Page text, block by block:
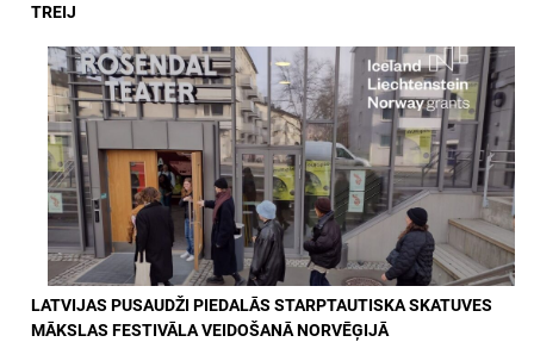
TREIJ
LATVIJAS PUSAUDŽI PIEDALĀS STARPTAUTISKA SKATUVES
MĀKSLAS FESTIVĀLA VEIDOŠANĀ NORVĒĢIJĀ